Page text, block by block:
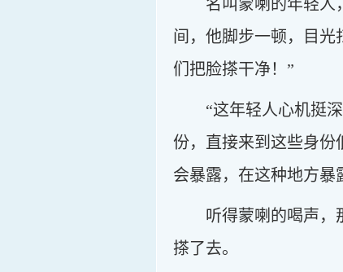
名叫蒙喇的年轻人
间，他脚步一顿，目光
们把脸搽干净！”
“这年轻人心机挺
份，直接来到这些身份
会暴露，在这种地方暴
听得蒙喇的喝声，
搽了去。